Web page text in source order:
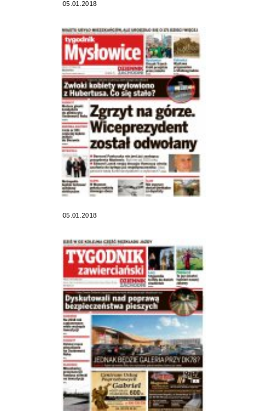
05.01.2018
05.01.2018